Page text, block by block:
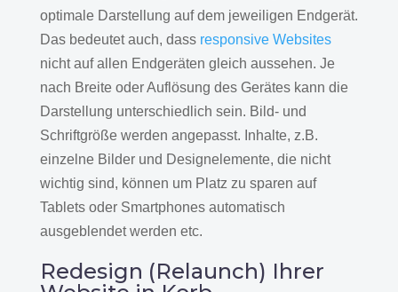
optimale Darstellung auf dem jeweiligen Endgerät.
Das bedeutet auch, dass responsive Websites
nicht auf allen Endgeräten gleich aussehen. Je
nach Breite oder Auflösung des Gerätes kann die
Darstellung unterschiedlich sein. Bild- und
Schriftgröße werden angepasst. Inhalte, z.B.
einzelne Bilder und Designelemente, die nicht
wichtig sind, können um Platz zu sparen auf
Tablets oder Smartphones automatisch
ausgeblendet werden etc.
Redesign (Relaunch) Ihrer